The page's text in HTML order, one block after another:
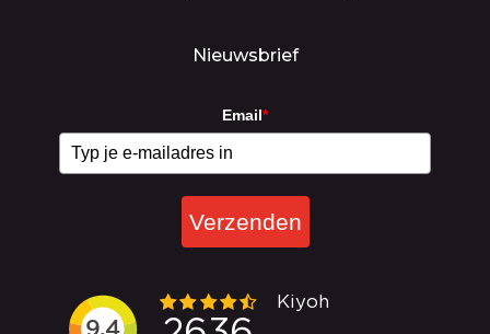
Nieuwsbrief
Email*
Verzenden